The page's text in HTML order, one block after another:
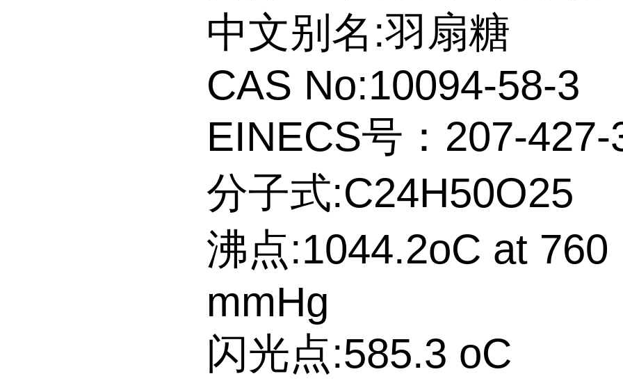
中文别名:羽扇糖
CAS No:10094-58-3
EINECS号：207-427-
分子式:C24H50O25
沸点:1044.2oC at 760
mmHg
闪光点:585.3 oC